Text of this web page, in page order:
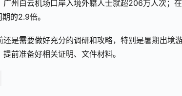
州白云机场口岸入境外籍人士就超206万人次；
的2.9倍。
是需要做好充分的调研和攻略，特别是暑期出境
前准备好相关证明、文件材料。